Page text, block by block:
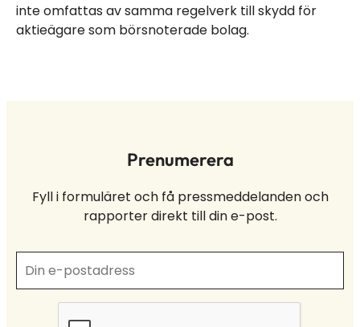
inte omfattas av samma regelverk till skydd för
aktieägare som börsnoterade bolag.
Prenumerera
Fyll i formuläret och få pressmeddelanden och
rapporter direkt till din e-post.